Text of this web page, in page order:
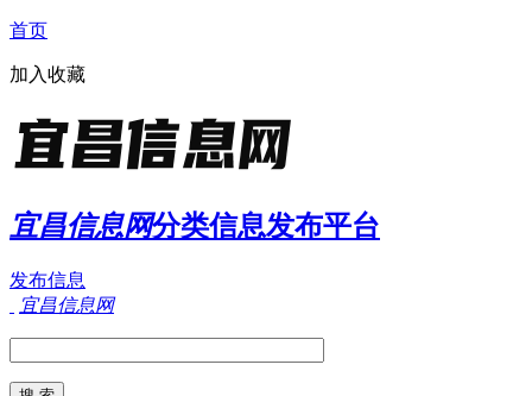
首页
加入收藏
宜昌信息网分类信息发布平台
发布信息
宜昌信息网